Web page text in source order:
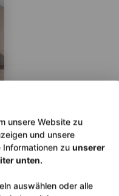
unsere Website zu
und unsere
Informationen zu unserer
unten.
auswählen oder alle